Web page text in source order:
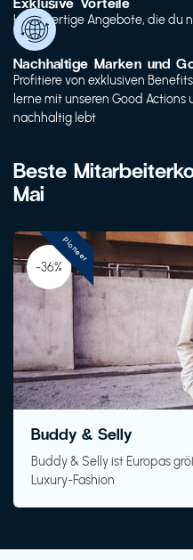
Hochwertige Angebote, die du
Nachhaltige Marken und
Profitiere von exklusiven
lerne mit unseren Good
nachhaltig lebt
Beste
Mai
-36%
Buddy & Selly
Buddy & Selly ist Europas
Luxury-Fashion
Pioneer